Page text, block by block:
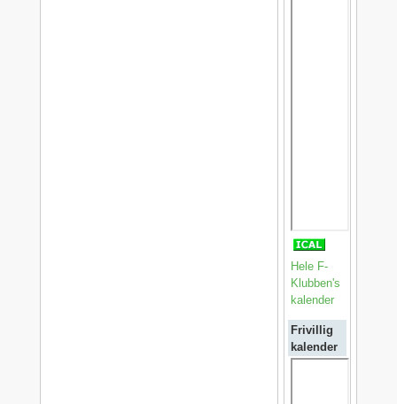
Hele F-
Klubben's
kalender
Frivillig
kalender